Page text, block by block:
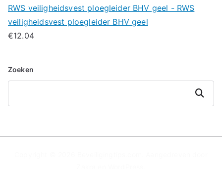
RWS veiligheidsvest ploegleider BHV geel - RWS
veiligheidsvest ploegleider BHV geel
€12.04
Zoeken
Zoeken